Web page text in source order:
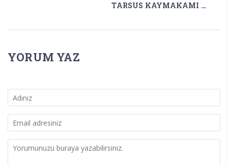
TARSUS KAYMAKAMI AKYÜZ’DEN 15 TEMMUZ MESAJI
YORUM YAZ